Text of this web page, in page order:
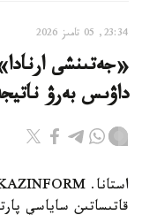
23:34, 05 تامىز 2026
«جەتىنشى
داۋىس بەرۋ
قاتىساتىن ساياسي